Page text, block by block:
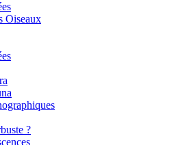
Oiseaux
?